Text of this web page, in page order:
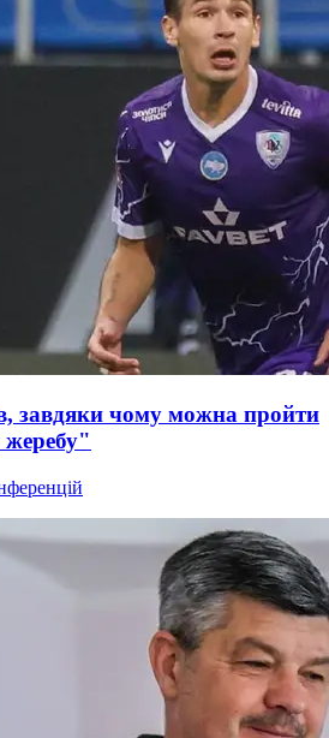
завдяки чому можна пройти
жеребу"